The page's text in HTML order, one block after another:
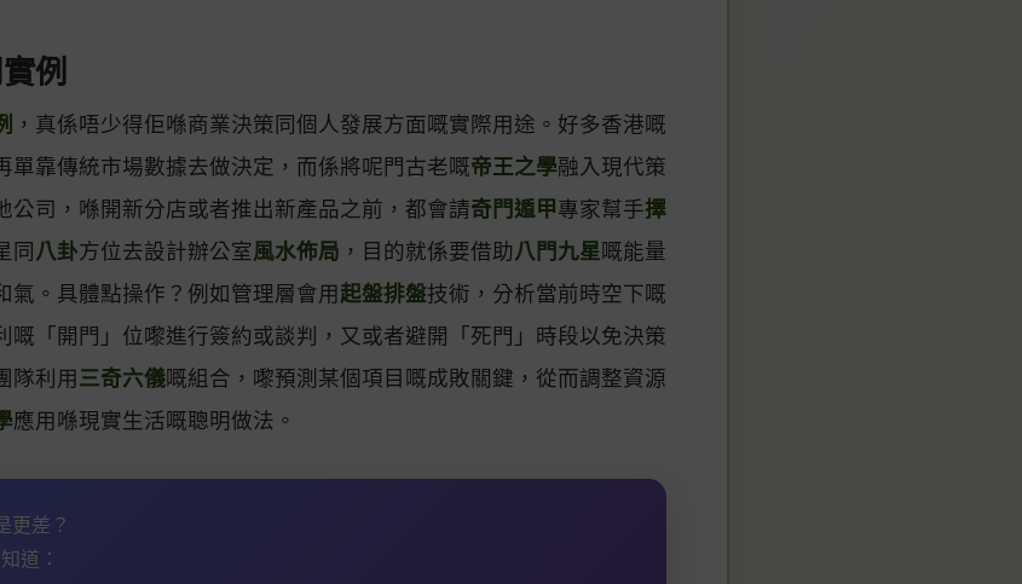
例
，真係唔少得佢喺商業決策同個人發展方面嘅實際用途。好多香港嘅
單靠傳統市場數據去做決定，而係將呢門古老嘅帝王之學融入現代策
公司，喺開新分店或者推出新產品之前，都會請奇門遁甲專家幫手擇
同 八卦方位去設計辦公室風水佈局 ，目的就係要借助八門九星嘅能量
氣。具體點操作？例如管理層會用 起盤排盤技術，分析當前時空下嘅
嘅「開門」位嚟進行簽約或談判，又或者避開「死門」時段以免決策
隊利用 三奇六儀嘅組合，嚟預測某個項目嘅成敗關鍵，從而調整資源
應用喺現實生活嘅聰明做法。
更差？
道：